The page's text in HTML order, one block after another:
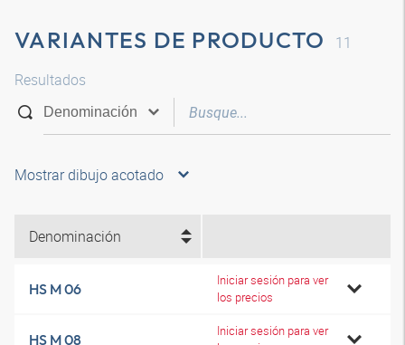
VARIANTES DE PRODUCTO
11
Resultados
Mostrar dibujo acotado
Denominación
HS M 06
Iniciar sesión para ver
los precios
HS M 08
Iniciar sesión para ver